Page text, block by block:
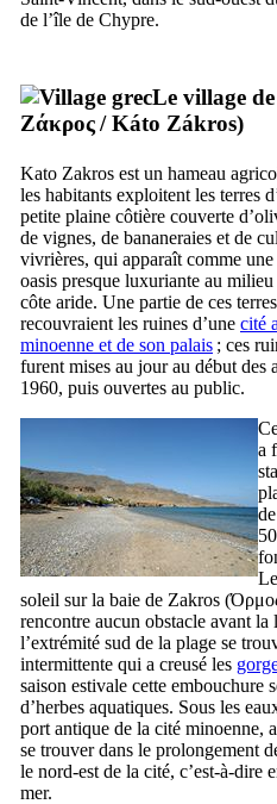
de l’île de Chypre.
Le village
Ζάκρος/Káto Zákros)
Kato Zakros est un hameau
les habitants exploitent les terres
petite plaine côtière couverte
de vignes, de bananeraies et de
vivrières, qui apparaît comme une
oasis presque luxuriante au milieu
côte aride. Une partie de ces terres
recouvraient les ruines d’une cité
minoenne et de son palais ; ces
furent mises au jour au début des
1960, puis ouvertes au public.
a
soleil sur la baie de Zakros (
rencontre aucun obstacle avant
l’extrémité sud de la plage se
intermittente qui a creusé les
saison estivale cette embouchure
d’herbes aquatiques. Sous les
port antique de la cité minoenne,
se trouver dans le prolongement
le nord-est de la cité, c’est-à-dire
mer.